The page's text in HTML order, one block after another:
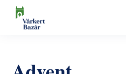
Ugrás
Kulturális események